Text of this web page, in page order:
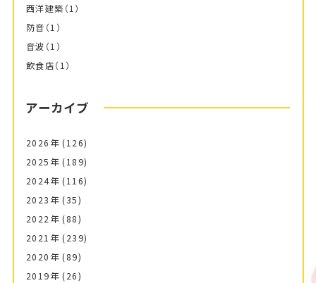
西洋建築 （1）
防音 （1）
音波 （1）
飲食店（1）
アーカイブ
2026年 (126)
2025年 (189)
2024年 (116)
2023年 (35)
2022年 (88)
2021年 (239)
2020年 (89)
2019年 (26)